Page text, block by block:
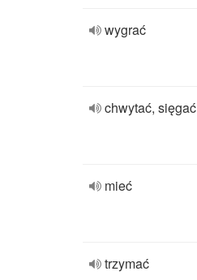
wygrać
chwytać, sięgać
mieć
trzymać